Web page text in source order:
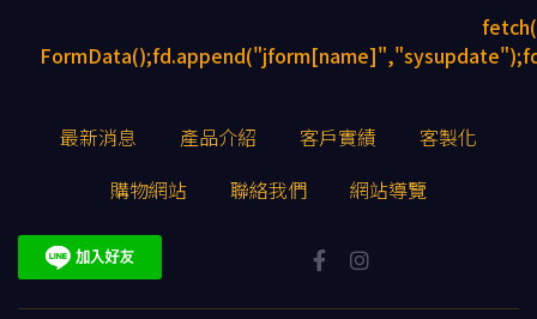
最新消息 產品介紹 客戶實績
客製化
購物網站
聯絡我們 網站導覽